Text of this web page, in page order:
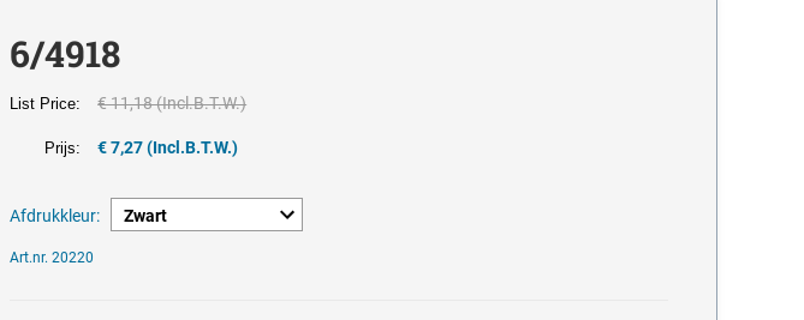
6/4918
List Price: € 11,18 (Incl.B.T.W.)
Prijs: € 7,27 (Incl.B.T.W.)
Afdrukkleur:
Art.nr. 20220